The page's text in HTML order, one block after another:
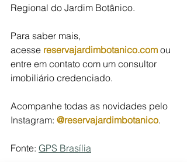
Regional do Jardim Botânico.
Para saber mais,
acesse reservajardimbotanico.com ou
entre em contato com um consultor
imobiliário credenciado.
Acompanhe todas as novidades pelo
Instagram: @reservajardimbotanico.
Fonte: GPS Brasília